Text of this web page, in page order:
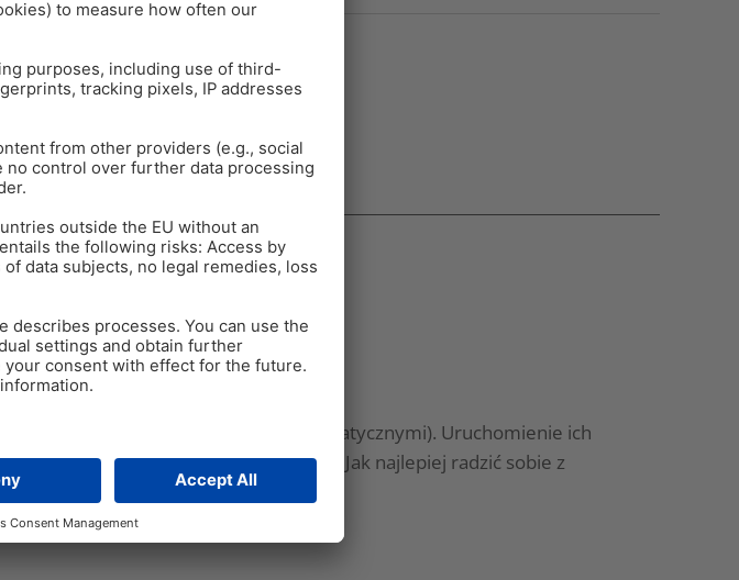
Zwierząt
układami odpornościowymi (i enzymatycznymi). Uruchomienie ich
zdrowie jelit jest dużym problemem. Jak najlepiej radzić sobie z